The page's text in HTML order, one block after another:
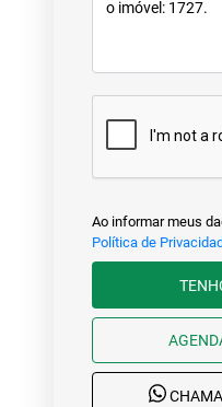
Ao informar meus
Política de